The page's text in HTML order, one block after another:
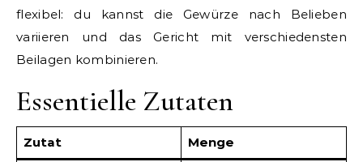
flexibel: du kannst die Gewürze nach Belieben
variieren und das Gericht mit verschiedensten
Beilagen kombinieren.
Essentielle Zutaten
Zutat Menge